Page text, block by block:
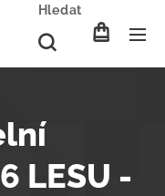
Hledat
LESU -